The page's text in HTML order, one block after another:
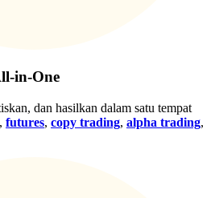
in-One
dan hasilkan dalam satu tempat
, futures, copy trading, alpha trading,